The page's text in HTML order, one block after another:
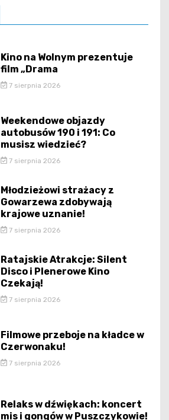
Kino na Wolnym prezentuje
film „Drama
7 sierpnia 2026
Weekendowe objazdy
autobusów 190 i 191: Co
musisz wiedzieć?
7 sierpnia 2026
Młodzieżowi strażacy z
Gowarzewa zdobywają
krajowe uznanie!
7 sierpnia 2026
Ratajskie Atrakcje: Silent
Disco i Plenerowe Kino
Czekają!
7 sierpnia 2026
Filmowe przeboje na kładce w
Czerwonaku!
7 sierpnia 2026
Relaks w dźwiękach: koncert
mis i gongów w Puszczykowie!